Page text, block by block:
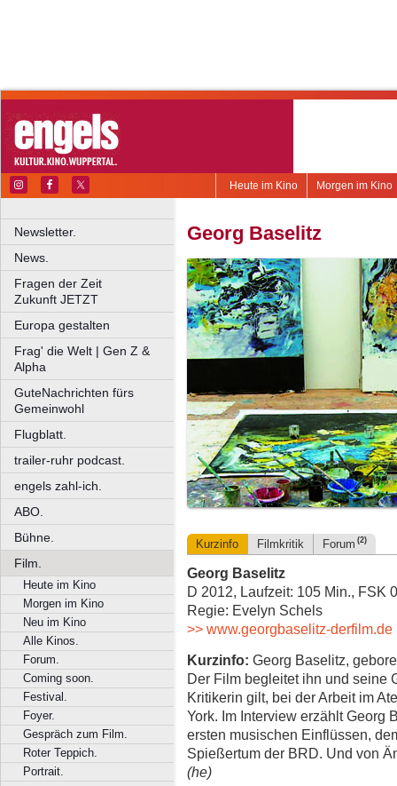
Morgen im Kino
Heute im Kino
Newsletter.
News.
Fragen der Zeit
Zukunft JETZT
Europa gestalten
Frag' die Welt | Gen Z &
Alpha
GuteNachrichten fürs
Gemeinwohl
Flugblatt.
trailer-ruhr podcast.
engels zahl-ich.
ABO.
Bühne.
Film.
Heute im Kino
Morgen im Kino
Neu im Kino
Alle Kinos.
Forum.
Coming soon.
Festival.
Foyer.
Gespräch zum Film.
Roter Teppich.
Portrait.
Georg Baselitz
Kurzinfo Filmkritik Forum (2)
Georg Baselitz
D 2012, Laufzeit: 105 Min., FSK 0
Regie: Evelyn Schels
>> www.georgbaselitz-derfilm.de
Kurzinfo: Georg Baselitz,
Der Film begleitet ihn und seine
Kritikerin gilt, bei der Arbeit im
York. Im Interview erzählt Georg
ersten musischen Einflüssen,
Spießertum der BRD. Und von
(he)